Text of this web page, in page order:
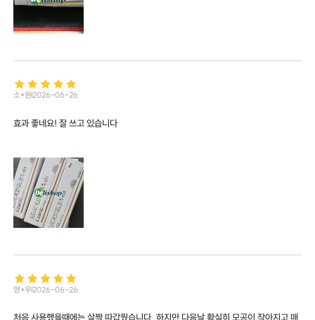
소*원2026-06-26
효과 좋네요! 잘 쓰고 있습니다
양*우2026-06-26
처음 사용했을때에는 살짝 따갑웠습니다. 하지만 다음날 확실히 모공이 작아지고 매